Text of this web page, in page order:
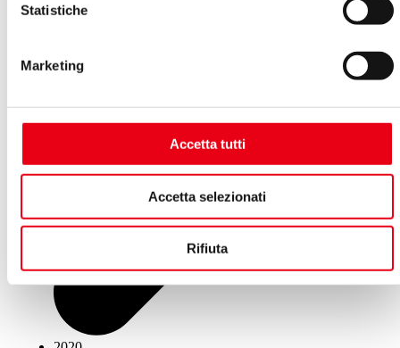
Statistiche
Marketing
Accetta tutti
Accetta selezionati
Rifiuta